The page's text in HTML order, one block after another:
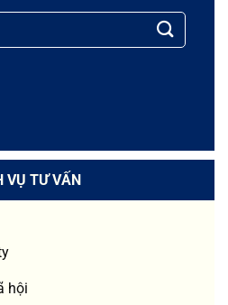
VỤ TƯ VẤN
hội